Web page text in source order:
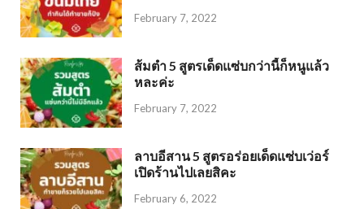
February 7, 2022
ส้มตำ 5 สูตรเด็ดแซ่บกว่านี้ก็หนูแล้ว
หละค่ะ
February 7, 2022
ลาบอีสาน 5 สูตรอร่อยเด็ดแซ่บเว่อร์
เปิดร้านไปเลยสิคะ
February 6, 2022